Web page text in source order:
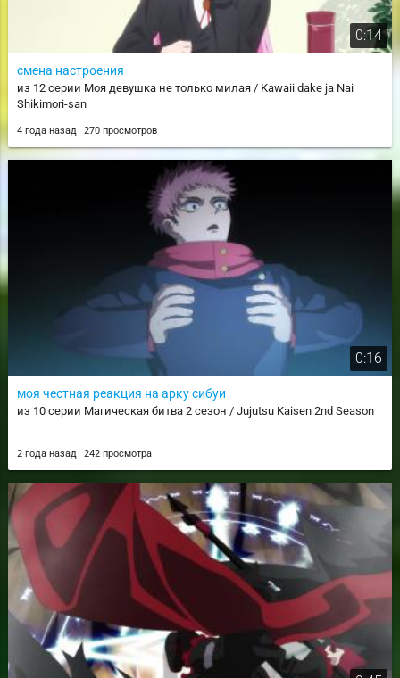
0:14
смена настроения
из 12 серии Моя девушка не только милая / Kawaii dake ja Nai
Shikimori-san
4 года назад 270 просмотров
0:16
моя честная реакция на арку сибуи
из 10 серии Магическая битва 2 сезон / Jujutsu Kaisen 2nd Season
2 года назад 242 просмотра